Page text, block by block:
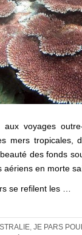
aux voyages
mers tropicales,
des fonds
aériens en morte
se refilent les …
JE PARS